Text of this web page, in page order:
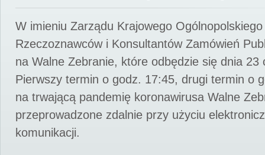
W imieniu Zarządu Krajowego
Rzeczoznawców i Konsultantów Zamówień
na Walne Zebranie, które odbędzie się dnia 23
Pierwszy termin o godz. 17:45, drugi termin o
na trwającą pandemię koronawirusa Walne
przeprowadzone zdalnie przy użyciu
komunikacji.